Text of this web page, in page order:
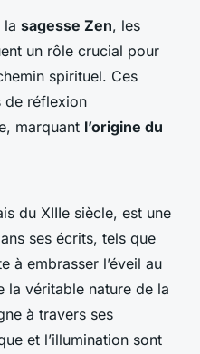
la sagesse Zen, les
un rôle crucial pour
spirituel. Ces
de réflexion
marquant l’origine du
du XIIIe siècle, est une
ses écrits, tels que
à embrasser l’éveil au
la véritable nature de la
à travers ses
et l’illumination sont